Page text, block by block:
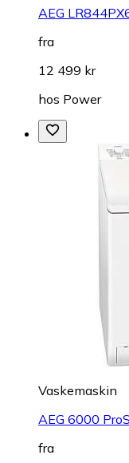
AEG
fra
12 499 kr
hos Power
Vaskemaskin
AEG 6000
fra